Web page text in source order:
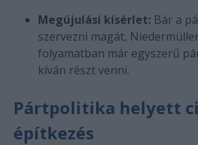
Megújulási kísérlet: Bár a
szervezni magát,
folyamatban már egyszerű
kíván részt venni.
Pártpolitika helyett
építkezés